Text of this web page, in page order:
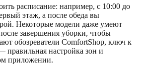
расписание: например, с 10:00 до
этаж, а после обеда вы
Некоторые модели даже умеют
завершения уборки, чтобы
обозреватели ComfortShop, ключ к
правильная настройка зон и
приложении.